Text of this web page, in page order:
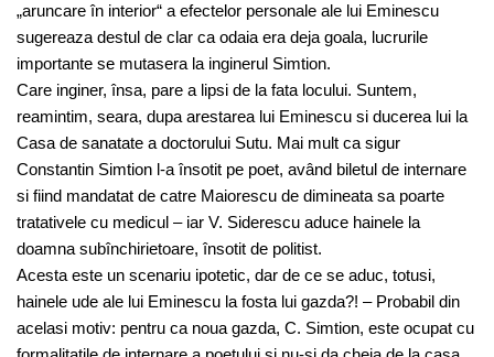
„aruncare în interior“ a efectelor personale ale lui Eminescu
sugereaza destul de clar ca odaia era deja goala, lucrurile
importante se mutasera la inginerul Simtion.
Care inginer, însa, pare a lipsi de la fata locului. Suntem,
reamintim, seara, dupa arestarea lui Eminescu si ducerea lui la
Casa de sanatate a doctorului Sutu. Mai mult ca sigur
Constantin Simtion l-a însotit pe poet, având biletul de internare
si fiind mandatat de catre Maiorescu de dimineata sa poarte
tratativele cu medicul – iar V. Siderescu aduce hainele la
doamna subînchirietoare, însotit de politist.
Acesta este un scenariu ipotetic, dar de ce se aduc, totusi,
hainele ude ale lui Eminescu la fosta lui gazda?! – Probabil din
acelasi motiv: pentru ca noua gazda, C. Simtion, este ocupat cu